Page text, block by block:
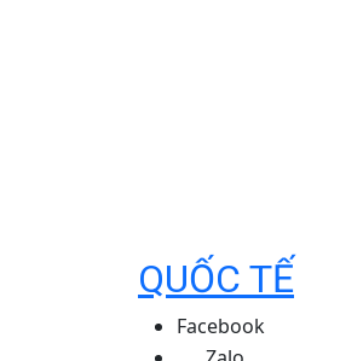
QUỐC TẾ
Facebook